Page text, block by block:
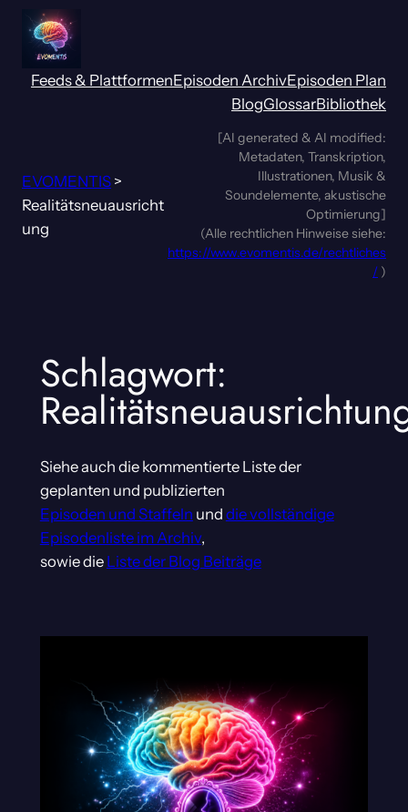
Zum
Inhalt
springen
Feeds & PlattformenEpisoden ArchivEpisoden Plan
BlogGlossarBibliothek
EVOMENTIS >
Realitätsneuausricht
ung
[AI generated & AI modified:
Metadaten, Transkription,
Illustrationen, Musik &
Soundelemente, akustische
Optimierung]
(Alle rechtlichen Hinweise siehe:
https://www.evomentis.de/rechtliches
/ )
Schlagwort:
Siehe auch die kommentierte Liste der
geplanten und publizierten
Episoden und Staffeln und die vollständige
Episodenliste im Archiv,
sowie die Liste der Blog Beiträge